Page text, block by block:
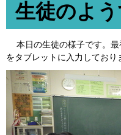
生徒のよ
本日の生徒の様子です。最
をタブレットに入力しており